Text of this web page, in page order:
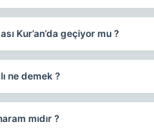
Kur’an’da geçiyor mu ?
ne demek ?
mıdır ?